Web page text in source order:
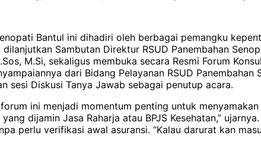
Bantul ini dihadiri oleh berbagai pemangku
Sambutan Direktur RSUD Panembahan
M.Si, sekaligus membuka secara Resmi Forum
dari Bidang Pelayanan RSUD
sesi Diskusi Tanya Jawab sebagai penutup acara.
ini menjadi momentum penting untuk
dijamin Jasa Raharja atau BPJS Kesehatan,”
perlu verifikasi awal asuransi. “Kalau darurat kan